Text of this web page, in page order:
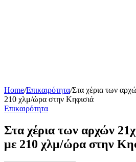
Home/Επικαιρότητα/Στα χέρια των
210 χλμ/ώρα στην Κηφισιά
Επικαιρότητα
Στα χέρια των αρχών
με 210 χλμ/ώρα στην